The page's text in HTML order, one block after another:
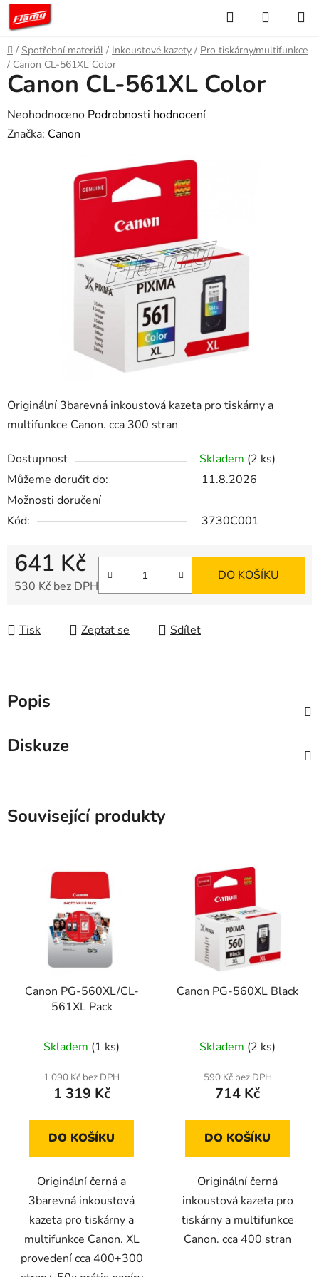
Přejít
obsah
Hledat
KOŠÍK
Domů
/ Spotřební materiál / Inkoustové kazety / Pro tiskárny/multifunkce
/ Canon CL-561XL Color
Originální 3barevná inkoustová kazeta pro tiskárny a
multifunkce Canon. cca 300 stran
Dostupnost Skladem (2 ks)
Můžeme doručit do:
11.8.2026
Možnosti doručení
Kód:
3730C001
641 Kč
530 Kč bez DPH
DO KOŠÍKU
Tisk Zeptat se Sdílet
Canon CL-561XL Color
Průměrné
hodnocení
Neohodnoceno Podrobnosti hodnocení
Značka: Canon
Popis
Diskuze
Související produkty
Canon PG-560XL/CL-
561XL Pack
Skladem (1 ks)
1 090 Kč bez DPH
1 319 Kč
DO KOŠÍKU
Originální černá a
3barevná inkoustová
kazeta pro tiskárny a
multifunkce Canon. XL
provedení cca 400+300
Canon PG-560XL Black
Skladem (2 ks)
590 Kč bez DPH
714 Kč
DO KOŠÍKU
Originální černá
inkoustová kazeta pro
tiskárny a multifunkce
Canon. cca 400 stran